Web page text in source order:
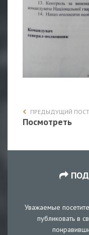
ПРЕДЫДУЩИЙ ПОСТ
Посмотреть
Уважаемые
публиковать в